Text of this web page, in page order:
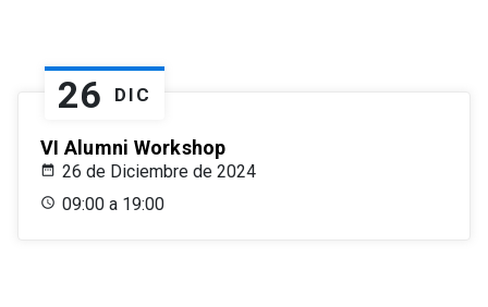
26 DIC
VI Alumni Workshop
26 de Diciembre de 2024
09:00 a 19:00